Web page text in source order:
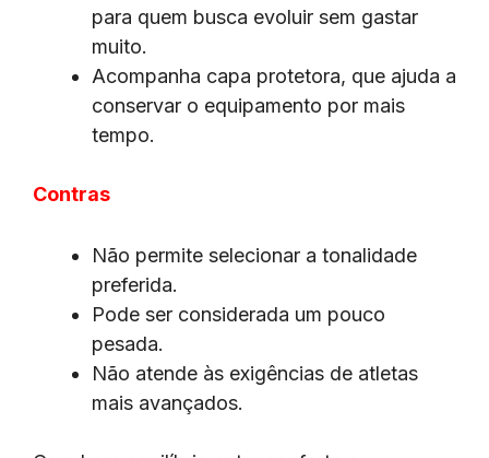
para quem busca evoluir sem gastar
muito.
Acompanha capa protetora, que ajuda a
conservar o equipamento por mais
tempo.
Contras
Não permite selecionar a tonalidade
preferida.
Pode ser considerada um pouco
pesada.
Não atende às exigências de atletas
mais avançados.